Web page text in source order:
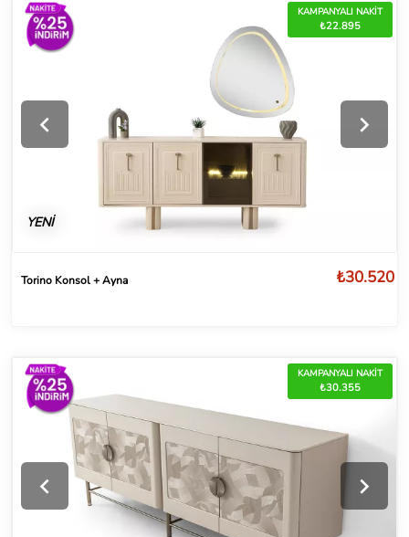
KAMPANYALI NAKİT
₺22.895
YENİ
Torino Konsol + Ayna ₺30.520
KAMPANYALI NAKİT
₺30.355